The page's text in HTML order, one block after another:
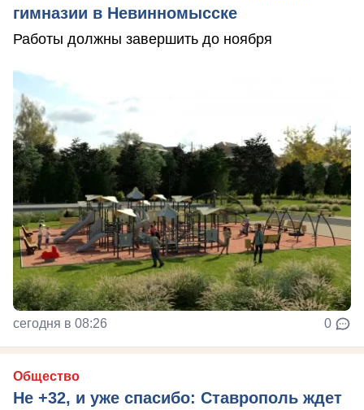
гимназии в Невинномысске
Работы должны завершить до ноября
сегодня в 08:26 0
Общество
Не +32, и уже спасибо: Ставрополь ждет